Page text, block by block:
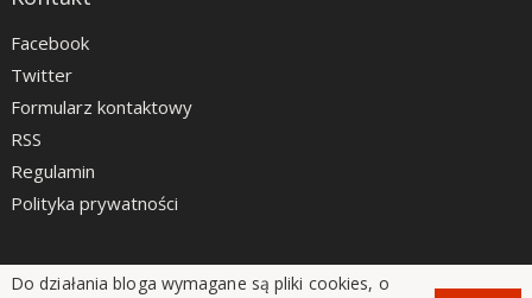
Facebook
Twitter
Formularz kontaktowy
RSS
Regulamin
Polityka prywatności
LiveSmarter.pl © 2012 - 2026
Do działania bloga wymagane są pliki cookies, o